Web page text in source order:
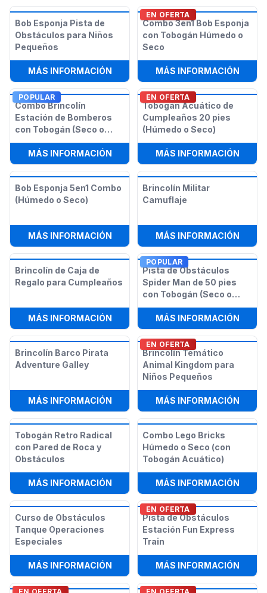
Bob Esponja Pista de
Obstáculos para Niños
Pequeños
MÁS INFORMACIÓN: BOB ESPONJA PISTA DE
EN OFERTA
Combo 3en1 Bob Esponja
con Tobogán Húmedo o
Seco
MÁS INFORMACIÓN:
POPULAR
Combo Brincolín
Estación de Bomberos
con Tobogán (Seco o
Húmedo)
MÁS INFORMACIÓN: COMBO BRINCOLÍN ESTACIÓN DE
EN OFERTA
Tobogán Acuático de
Cumpleaños 20 pies
(Húmedo o Seco)
MÁS INFORMACIÓN:
Bob Esponja 5en1 Combo
(Húmedo o Seco)
MÁS INFORMACIÓN: BOB ESPONJA 5EN1 COMBO
Brincolín Militar
Camuflaje
MÁS INFORMACIÓN:
Brincolín de Caja de
Regalo para Cumpleaños
MÁS INFORMACIÓN: BRINCOLÍN DE CAJA DE REGALO
POPULAR
Pista de Obstáculos
Spider Man de 50 pies
con Tobogán (Seco o
Húmedo)
MÁS INFORMACIÓN:
Brincolín Barco Pirata
Adventure Galley
MÁS INFORMACIÓN: BRINCOLÍN BARCO PIRATA
EN OFERTA
Brincolín Temático
Animal Kingdom para
Niños Pequeños
MÁS INFORMACIÓN:
Tobogán Retro Radical
con Pared de Roca y
Obstáculos
MÁS INFORMACIÓN: TOBOGÁN RETRO RADICAL CON
Combo Lego Bricks
Húmedo o Seco (con
Tobogán Acuático)
MÁS INFORMACIÓN:
Curso de Obstáculos
Tanque Operaciones
Especiales
MÁS INFORMACIÓN: CURSO DE OBSTÁCULOS TANQUE
EN OFERTA
Pista de Obstáculos
Estación Fun Express
Train
MÁS INFORMACIÓN: